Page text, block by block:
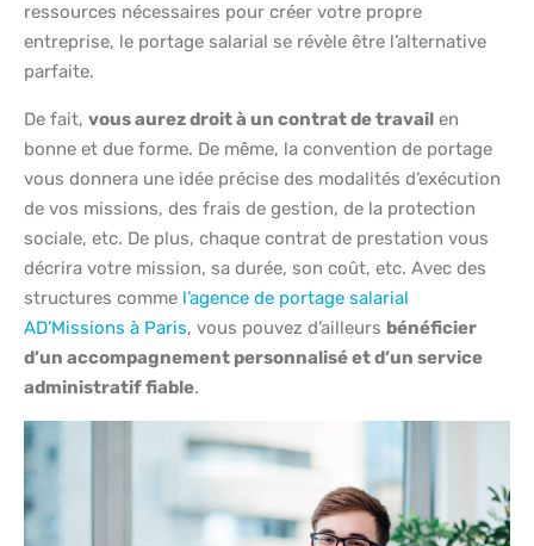
ressources nécessaires pour créer votre propre
entreprise, le portage salarial se révèle être l’alternative
parfaite.
De fait, vous aurez droit à un contrat de travail en
bonne et due forme. De même, la convention de portage
vous donnera une idée précise des modalités d’exécution
de vos missions, des frais de gestion, de la protection
sociale, etc. De plus, chaque contrat de prestation vous
décrira votre mission, sa durée, son coût, etc. Avec des
structures comme l’agence de portage salarial
AD’Missions à Paris, vous pouvez d’ailleurs bénéficier
d’un accompagnement personnalisé et d’un service
administratif fiable.